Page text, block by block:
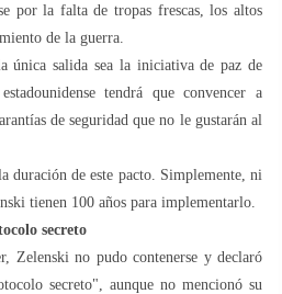
por la falta de tropas frescas, los altos
de la guerra.
única salida sea la iniciativa de paz de
tendrá que convencer a
de seguridad que no le gustarán al
duración de este pacto. Simplemente, ni
tienen 100 años para implementarlo.
secreto
Zelenski no pudo contenerse y declaró
secreto", aunque no mencionó su